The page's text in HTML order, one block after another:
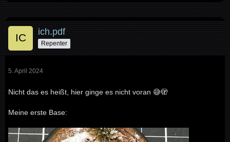
ich.pdf
Repenter
5. April 2024
Nicht das es heißt, hier ginge es nicht voran 😅🫣
Meine erste Base: